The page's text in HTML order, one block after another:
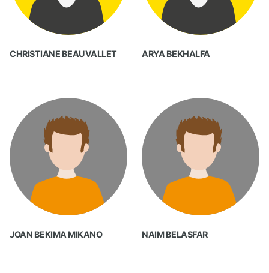
CHRISTIANE BEAUVALLET ARYA BEKHALFA
JOAN BEKIMA MIKANO NAIM BELASFAR